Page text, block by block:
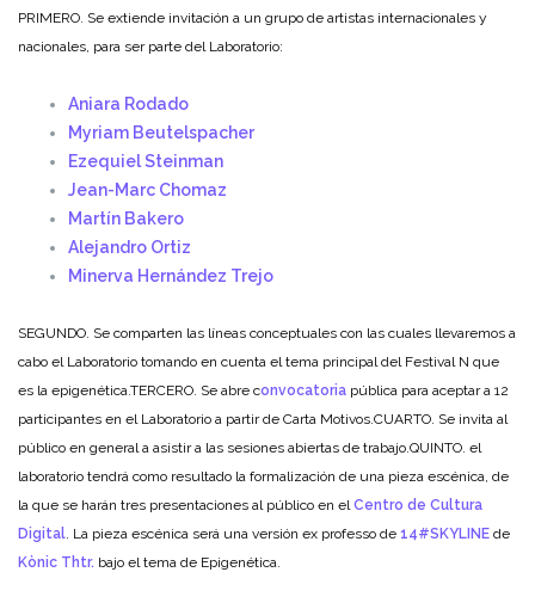
PRIMERO. Se extiende invitación a un grupo de artistas internacionales y
nacionales, para ser parte del Laboratorio:
Aniara Rodado
Myriam Beutelspacher
Ezequiel Steinman
Jean-Marc Chomaz
Martín Bakero
Alejandro Ortiz
Minerva Hernández Trejo
SEGUNDO. Se comparten las líneas conceptuales con las cuales llevaremos a
cabo el Laboratorio tomando en cuenta el tema principal del Festival N que
es la epigenética.TERCERO. Se abre convocatoria pública para aceptar a 12
participantes en el Laboratorio a partir de Carta Motivos.CUARTO. Se invita al
público en general a asistir a las sesiones abiertas de trabajo.QUINTO. el
laboratorio tendrá como resultado la formalización de una pieza escénica, de
la que se harán tres presentaciones al público en elCentro de Cultura
Digital. La pieza escénica será una versión ex professo de 14#SKYLINE de
Kònic Thtr. bajo el tema de Epigenética.